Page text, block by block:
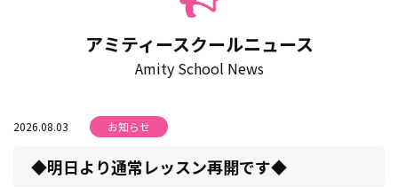
アミティースクールニュース
Amity School News
2026.08.03 お知らせ
◆明日より通常レッスン再開です◆